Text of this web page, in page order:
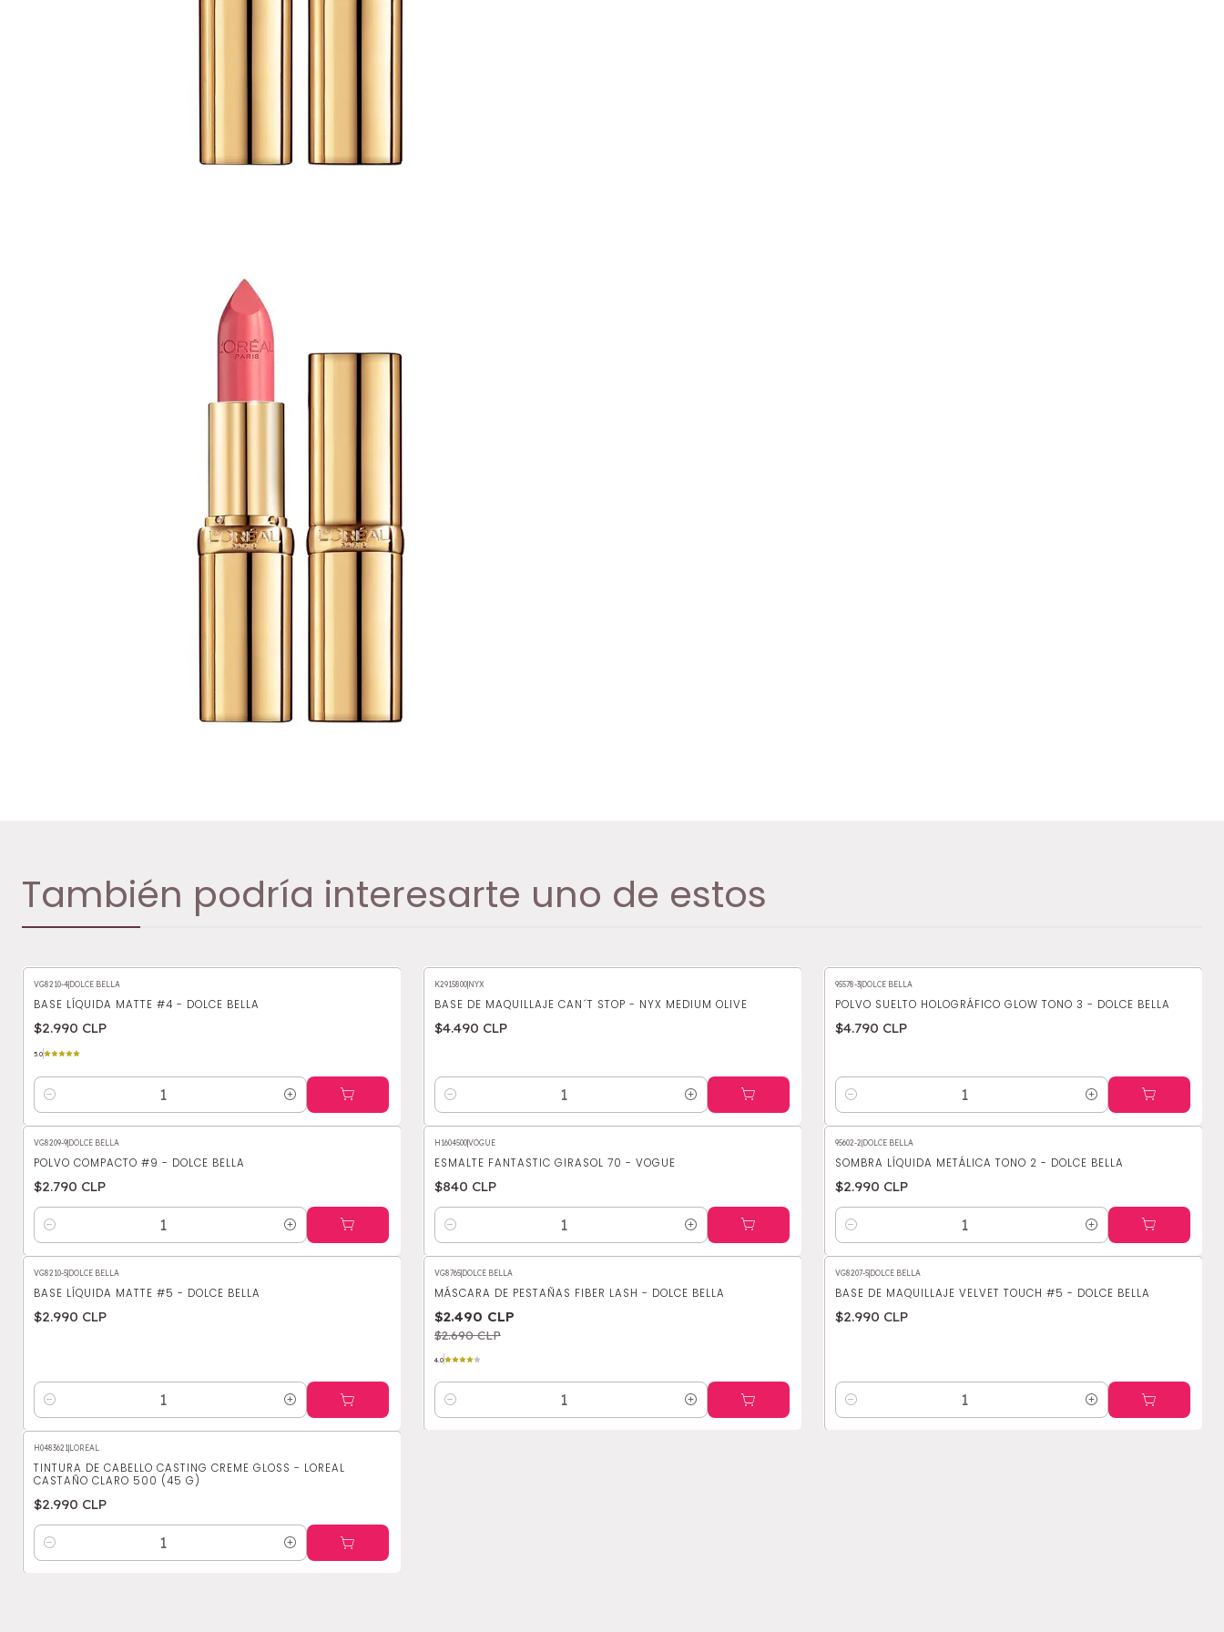
También podría interesarte uno de estos
VG8210-4 DOLCE BELLA
BASE LÍQUIDA MATTE #4 - DOLCE BELLA
$2.990 CLP
5.0
Cantidad
K2915800| NYX
BASE DE MAQUILLAJE CAN´T STOP - NYX MEDIUM OLIVE
$4.490 CLP
Cantidad
95578-3| DOLCE BELLA
POLVO SUELTO HOLOGRÁFICO GLOW TONO 3 - DOLCE BELLA
$4.790 CLP
Cantidad
VG8209-9 DOLCE BELLA
POLVO COMPACTO #9 - DOLCE BELLA
$2.790 CLP
Cantidad
H1604500|VOGUE
ESMALTE FANTASTIC GIRASOL 70 - VOGUE
$840 CLP
Cantidad
95602-2 DOLCE BELLA
SOMBRA LÍQUIDA METÁLICA TONO 2 - DOLCE BELLA
$2.990 CLP
Cantidad
VG8210-5 DOLCE BELLA
BASE LÍQUIDA MATTE #5 - DOLCE BELLA
$2.990 CLP
Cantidad
-7% OFF
VG8765| DOLCE BELLA
MÁSCARA DE PESTAÑAS FIBER LASH - DOLCE BELLA
$2.490 CLP
$2.690 CLP
4.0
Cantidad
VG8207-5| DOLCE BELLA
BASE DE MAQUILLAJE VELVET TOUCH #5 - DOLCE BELLA
$2.990 CLP
Cantidad
H0483621 LOREAL
TINTURA DE CABELLO CASTING CREME GLOSS - LOREAL
CASTAÑO CLARO 500 (45 G)
$2.990 CLP
Cantidad